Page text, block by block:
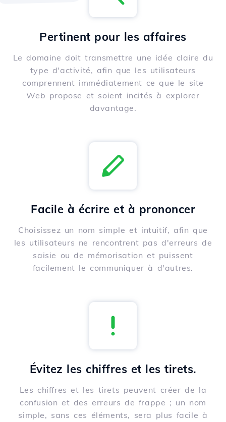
Pertinent pour les affaires
Le domaine doit transmettre une idée claire du
type d'activité, afin que les utilisateurs
comprennent immédiatement ce que le site
Web propose et soient incités à explorer
davantage.
Facile à écrire et à prononcer
Choisissez un nom simple et intuitif, afin que
les utilisateurs ne rencontrent pas d'erreurs de
saisie ou de mémorisation et puissent
facilement le communiquer à d'autres.
Évitez les chiffres et les tirets.
Les chiffres et les tirets peuvent créer de la
confusion et des erreurs de frappe ; un nom
simple, sans ces éléments, sera plus facile à